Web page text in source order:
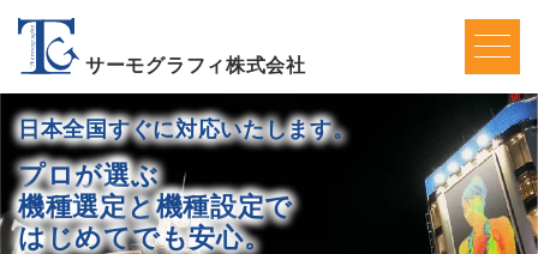
サーモグラフィ株式会社
日本全国すぐに対応いたします。
プロが選ぶ
機種選定と機種設定で
はじめてでも安心。